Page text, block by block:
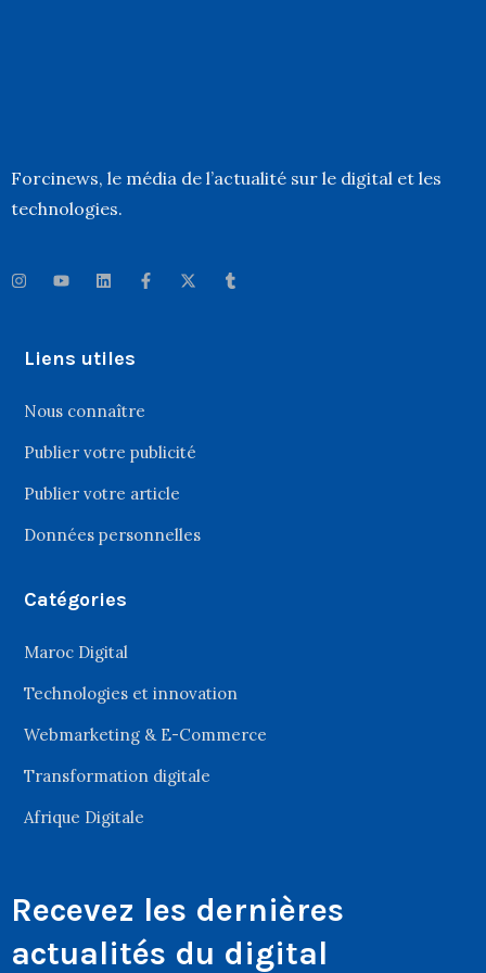
Forcinews, le média de l’actualité sur le digital et les
technologies.
Liens utiles
Nous connaître
Publier votre publicité
Publier votre article
Données personnelles
Catégories
Maroc Digital
Technologies et innovation
Webmarketing & E-Commerce
Transformation digitale
Afrique Digitale
Recevez les dernières
actualités du digital